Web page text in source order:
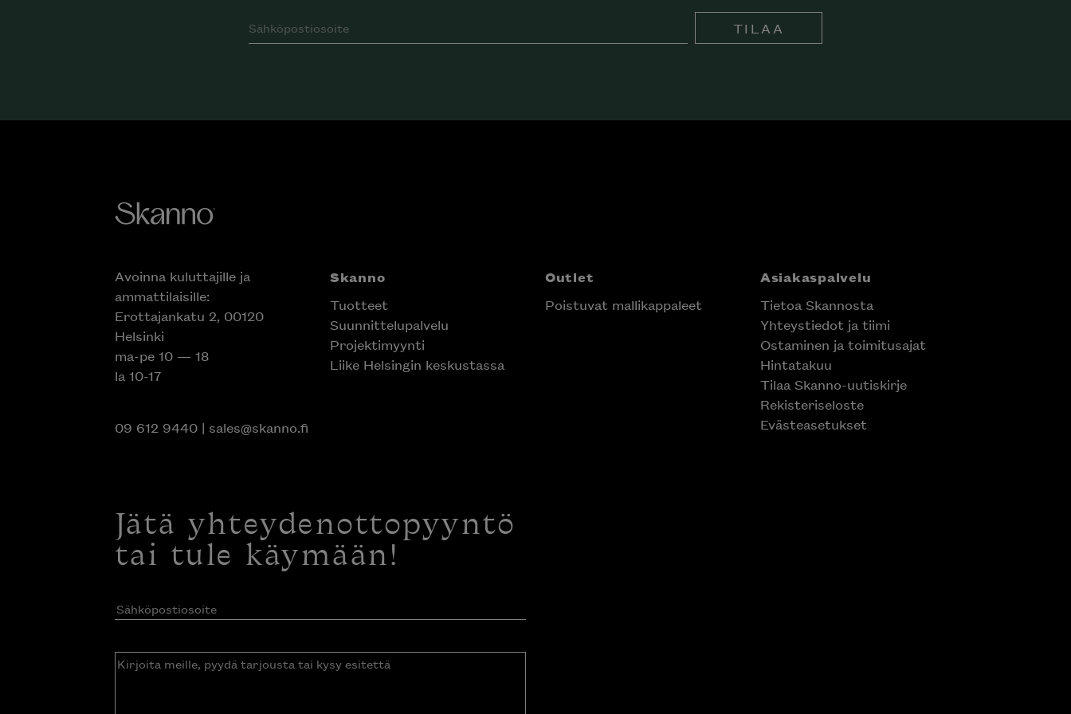
TILAA
Avoinna kuluttajille ja
ammattilaisille:
Erottajankatu 2, 00120
Helsinki
ma-pe 10 — 18
la 10-17
09 612 9440| sales@skanno.fi
Skanno
Tuotteet
Suunnittelupalvelu
Projektimyynti
Liike Helsingin keskustassa
Outlet
Poistuvat mallikappaleet
Asiakaspalvelu
Tietoa Skannosta
Yhteystiedot ja tiimi
Ostaminen ja toimitusajat
Hintatakuu
Tilaa Skanno-uutiskirje
Rekisteriseloste
Evästeasetukset
Jätä yhteydenottopyyntö
tai tule käymään!
Sähköpostiosoite(Pakollinen)
Kirjoita